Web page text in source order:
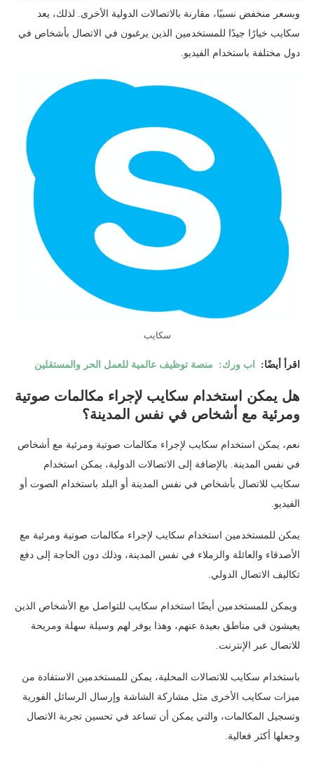
وبسعر منخفض نسبيًا، مقارنة بالاتصالات الدولية الأخرى. لذلك، يعد
سكايب خيارًا جيدًا للمستخدمين الذين يرغبون في الاتصال بأشخاص في
دول مختلفة باستخدام الفيديو.
سكايب
اقرأ أيضًا: اب ورك: منصة توظيف عالمية للعمل الحر والمستقلين
هل يمكن استخدام سكايب لإجراء مكالمات صوتية
ومرئية مع أشخاص في نفس المدينة؟
نعم، يمكن استخدام سكايب لإجراء مكالمات صوتية ومرئية مع أشخاص
في نفس المدينة. بالإضافة إلى الاتصالات الدولية، يمكن استخدام
سكايب للاتصال بأشخاص في نفس المدينة أو البلد باستخدام الصوت أو
الفيديو.
يمكن للمستخدمين استخدام سكايب لإجراء مكالمات صوتية ومرئية مع
الأصدقاء والعائلة والزملاء في نفس المدينة، وذلك دون الحاجة إلى دفع
تكاليف الاتصال الدولي.
ويمكن للمستخدمين أيضًا استخدام سكايب للتواصل مع الأشخاص الذين
يعيشون في مناطق بعيدة عنهم، وهذا يوفر لهم وسيلة سهلة ومريحة
للاتصال عبر الإنترنت.
باستخدام سكايب للاتصالات المحلية، يمكن للمستخدمين الاستفادة من
ميزات سكايب الأخرى مثل مشاركة الشاشة وإرسال الرسائل الفورية
وتسجيل المكالمات، والتي يمكن أن تساعد في تحسين تجربة الاتصال
وجعلها أكثر فعالية.